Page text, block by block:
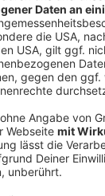
als
halten
dort
noch eine
in die
und als